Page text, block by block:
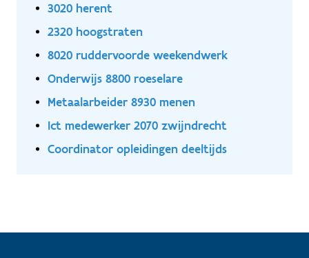
3020 herent
2320 hoogstraten
8020 ruddervoorde weekendwerk
Onderwijs 8800 roeselare
Metaalarbeider 8930 menen
Ict medewerker 2070 zwijndrecht
Coordinator opleidingen deeltijds